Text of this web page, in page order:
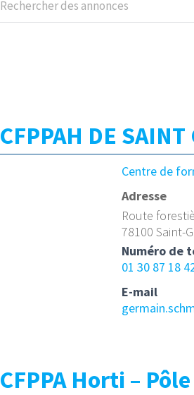
CFPPAH DE
Centre de
Adresse
Route
78100 Saint-
Numéro de
01 30 87 18
E-mail
CFPPA Horti –